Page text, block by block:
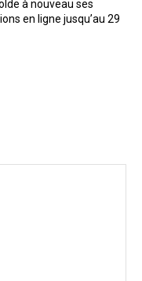
à nouveau ses
en ligne jusqu’au 29